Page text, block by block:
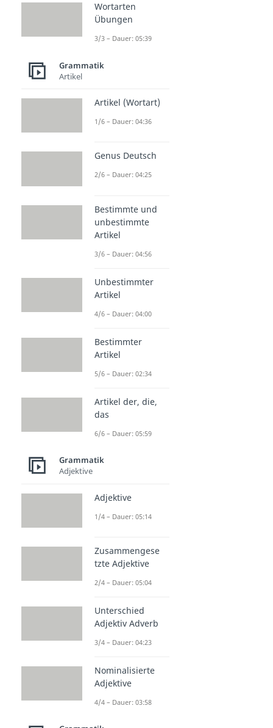
Wortarten
Übungen
3/3 – Dauer: 05:39
Grammatik
Artikel
Artikel (Wortart)
1/6 – Dauer: 04:36
Genus Deutsch
2/6 – Dauer: 04:25
Bestimmte und
unbestimmte
Artikel
3/6 – Dauer: 04:56
Unbestimmter
Artikel
4/6 – Dauer: 04:00
Bestimmter
Artikel
5/6 – Dauer: 02:34
Artikel der, die,
das
6/6 – Dauer: 05:59
Grammatik
Adjektive
Adjektive
1/4 – Dauer: 05:14
Zusammengese
tzte Adjektive
2/4 – Dauer: 05:04
Unterschied
Adjektiv Adverb
3/4 – Dauer: 04:23
Nominalisierte
Adjektive
4/4 – Dauer: 03:58